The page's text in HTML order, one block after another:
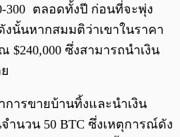
300 ตลอดทั้งปี ก่อนที่จะพุ่ง
งนั้นหากสมมติว่าเขาในราคา
$240,000 ซึ่งสามารถนำเงิน
การขายบ้านทิ้งและนำเงิน
ำนวน 50 BTC ซึ่งเหตุการณ์ดัง